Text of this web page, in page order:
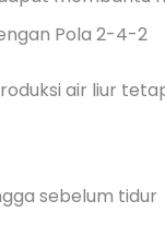
Pola 2-4-2
air liur
sebelum tidur